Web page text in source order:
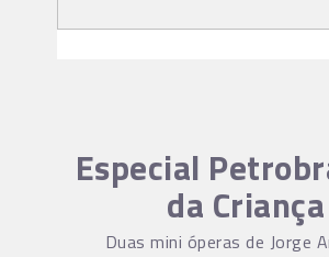
Especial
da Criança
Duas mini óperas de Jorge